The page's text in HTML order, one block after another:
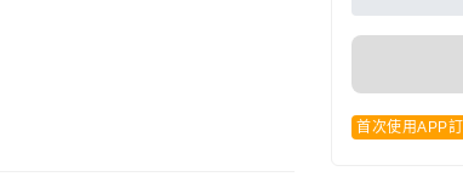
首次使用APP